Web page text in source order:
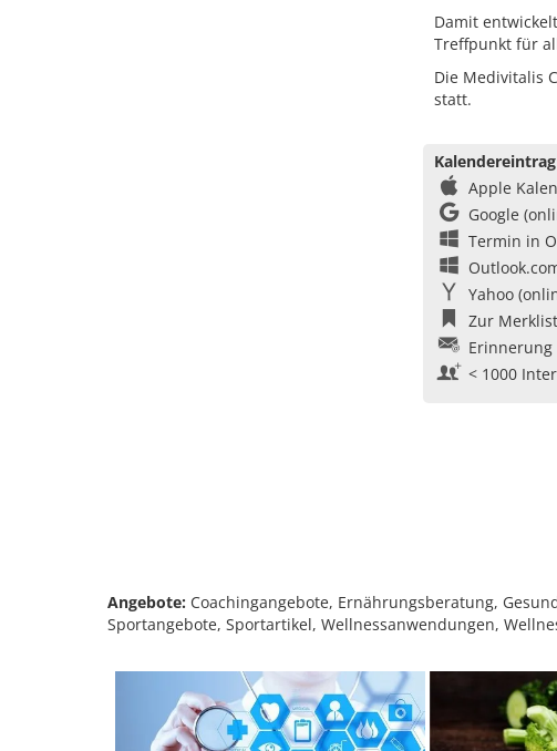
Damit
Treffpunkt für
Die Medivitalis
statt.
Kalendereintrag
Apple
Google
Termin in
Yahoo
Zur
Erinnerung
< 1000
Angebote: Coachingangebote, Ernährungsberatung,
Sportangebote, Sportartikel, Wellnessanwendungen,